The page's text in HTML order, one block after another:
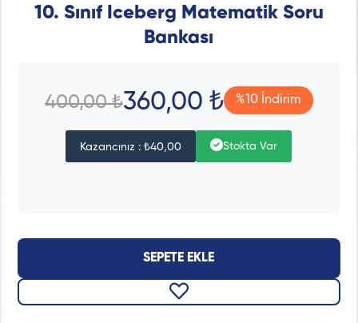
10. Sınıf Iceberg Matematik Soru
Bankası
400,00 ₺360,00 ₺ %10 İndirim
Kazancınız : ₺40,00 Stokta Var
SEPETE EKLE